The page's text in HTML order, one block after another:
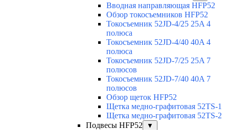
Вводная направляющая HFP52
Обзор токосъемников HFP52
Токосъемник 52JD-4/25 25A 4
полюса
Токосъемник 52JD-4/40 40A 4
полюса
Токосъемник 52JD-7/25 25A 7
полюсов
Токосъемник 52JD-7/40 40A 7
полюсов
Обзор щеток HFP52
Щетка медно-графитовая 52TS-1
Щетка медно-графитовая 52TS-2
Подвесы HFP52
▼